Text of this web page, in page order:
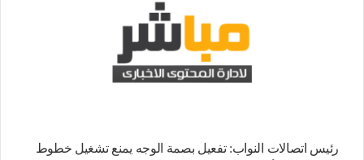
رئيس اتصالات النواب: تفعيل بصمة الوجه يمنع تشغيل خطوط